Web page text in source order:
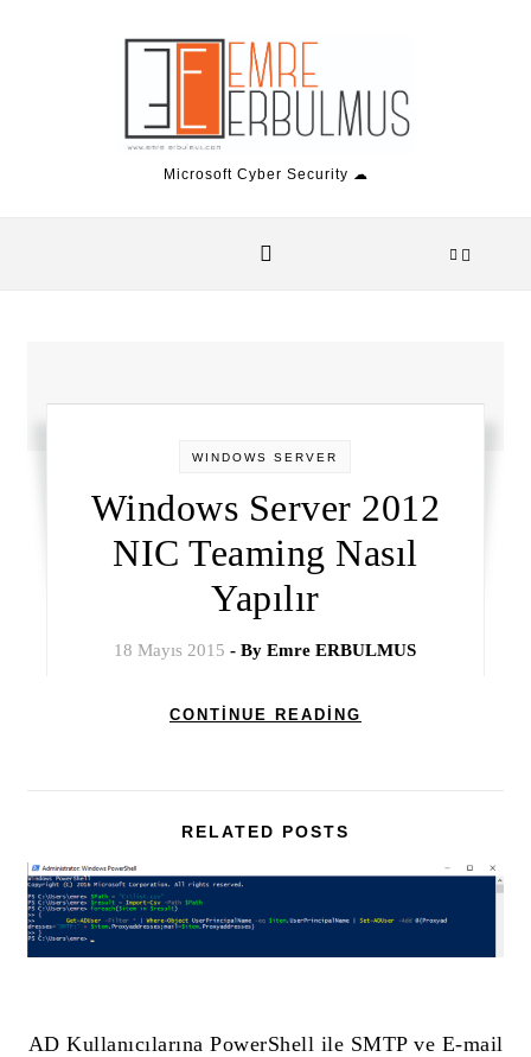
Microsoft Cyber Security ☁
WINDOWS SERVER
Windows Server 2012
NIC Teaming Nasıl
Yapılır
18 Mayıs 2015 - ByEmre ERBULMUS
CONTINUE READING
RELATED POSTS
AD Kullanıcılarına PowerShell ile SMTP ve E-mail